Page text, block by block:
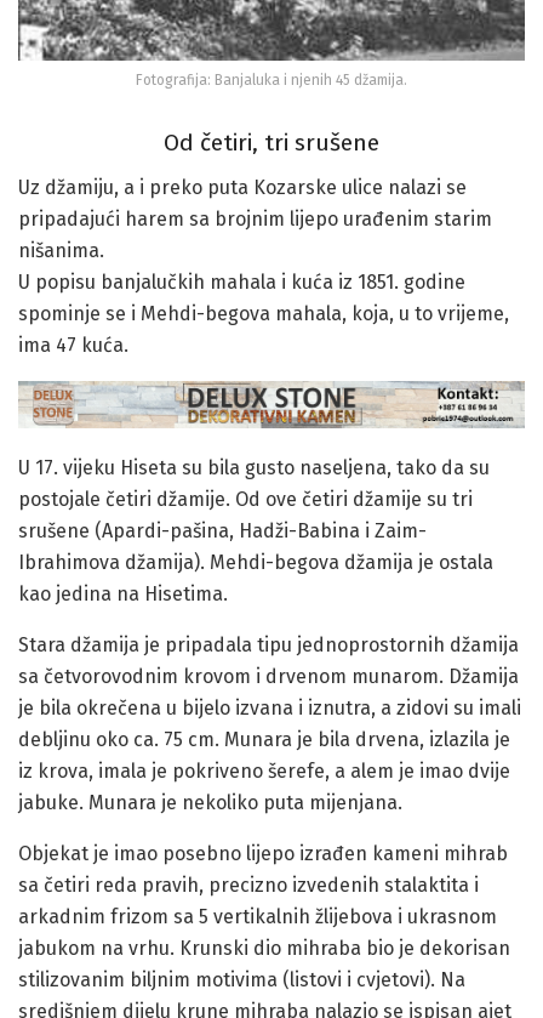
Fotografija: Banjaluka i njenih 45 džamija.
Od četiri, tri srušene
Uz džamiju, a i preko puta Kozarske ulice nalazi se
pripadajući harem sa brojnim lijepo urađenim starim
nišanima.
U popisu banjalučkih mahala i kuća iz 1851. godine
spominje se i Mehdi-begova mahala, koja, u to vrijeme,
ima 47 kuća.
U 17. vijeku Hiseta su bila gusto naseljena, tako da su
postojale četiri džamije. Od ove četiri džamije su tri
srušene (Apardi-pašina, Hadži-Babina i Zaim-
Ibrahimova džamija). Mehdi-begova džamija je ostala
kao jedina na Hisetima.
Stara džamija je pripadala tipu jednoprostornih džamija
sa četvorovodnim krovom i drvenom munarom. Džamija
je bila okrečena u bijelo izvana i iznutra, a zidovi su imali
debljinu oko ca. 75 cm. Munara je bila drvena, izlazila je
iz krova, imala je pokriveno šerefe, a alem je imao dvije
jabuke. Munara je nekoliko puta mijenjana.
Objekat je imao posebno lijepo izrađen kameni mihrab
sa četiri reda pravih, precizno izvedenih stalaktita i
arkadnim frizom sa 5 vertikalnih žlijebova i ukrasnom
jabukom na vrhu. Krunski dio mihraba bio je dekorisan
stilizovanim biljnim motivima (listovi i cvjetovi). Na
središnjem dijelu krune mihraba nalazio se ispisan ajet